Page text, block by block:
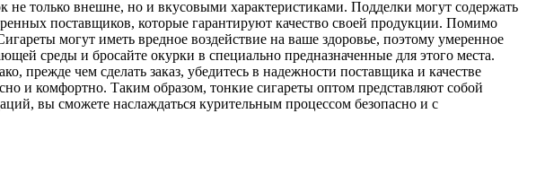
не только внешне, но и вкусовыми характеристиками. Подделки могут содержать
поставщиков, которые гарантируют качество своей продукции. Помимо
могут иметь вредное воздействие на ваше здоровье, поэтому умеренное
среды и бросайте окурки в специально предназначенные для этого места.
прежде чем сделать заказ, убедитесь в надежности поставщика и качестве
и комфортно. Таким образом, тонкие сигареты оптом представляют собой
вы сможете наслаждаться курительным процессом безопасно и с